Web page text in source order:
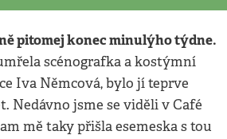
pitomej konec minulýho týdne.
scénografka a kostýmní
Iva Němcová, bylo jí teprve
Nedávno jsme se viděli v Café
mě taky přišla esemeska s tou